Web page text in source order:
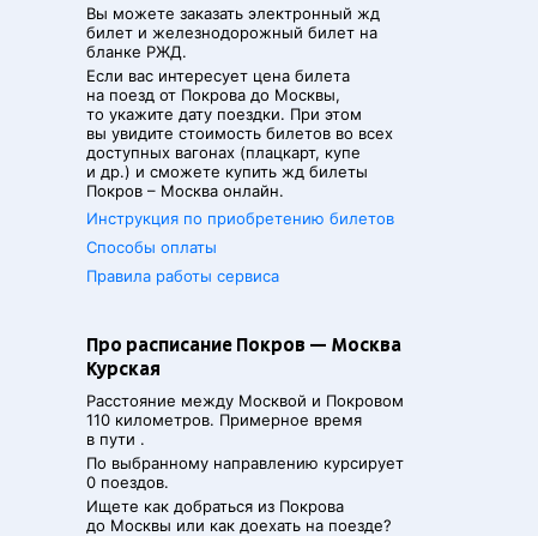
Вы можете заказать электронный жд
билет и железнодорожный билет на
бланке РЖД.
Если вас интересует цена билета
на поезд от Покрова до Москвы,
то укажите дату поездки. При этом
вы увидите стоимость билетов во всех
доступных вагонах (плацкарт, купе
и др.) и сможете купить жд билеты
Покров – Москва онлайн.
Инструкция по приобретению билетов
Способы оплаты
Правила работы сервиса
Про расписание Покров — Москва
Курская
Расстояние между Москвой и Покровом
110 километров. Примерное время
в пути .
По выбранному направлению курсирует
0 поездов.
Ищете как добраться из Покрова
до Москвы или как доехать на поезде?